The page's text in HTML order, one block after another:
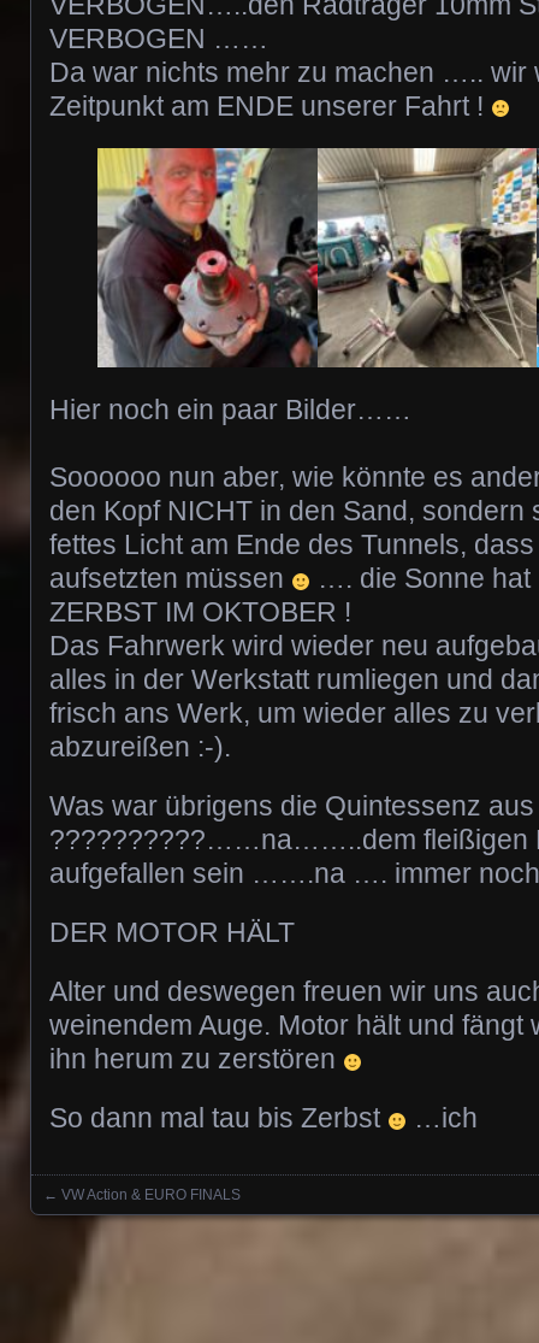
VERBOGEN ……
Da war nichts mehr zu machen ….. wir
Zeitpunkt am ENDE unserer Fahrt !
Hier noch ein paar Bilder……
Soooooo nun aber, wie könnte es
den Kopf NICHT in den Sand, sondern
fettes Licht am Ende des Tunnels,
aufsetzten müssen
…. die Sonne hat
ZERBST IM OKTOBER !
Das Fahrwerk wird wieder neu
alles in der Werkstatt rumliegen und
frisch ans Werk, um wieder alles zu
abzureißen :-).
Was war übrigens die Quintessenz
??????????……na……..dem fleißigen
aufgefallen sein …….na …. immer
DER MOTOR HÄLT
Alter und deswegen freuen wir uns
weinendem Auge. Motor hält und fängt
ihn herum zu zerstören
So dann mal tau bis Zerbst
…ich
Posts navigation
← VW Action & EURO FINALS